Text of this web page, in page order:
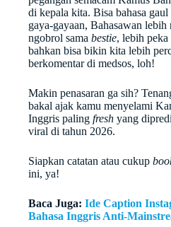
di kepala kita. Bisa bahasa
gaya-gayaan, Bahasawan lebih
ngobrol sama bestie, lebih peka
bahkan bisa bikin kita lebih
berkomentar di medsos, loh!
Makin penasaran ga sih?
bakal ajak kamu menyelami
Inggris paling fresh yang
viral di tahun 2026.
Siapkan catatan atau cukup
ini, ya!
Baca Juga: Ide Caption
Bahasa Inggris Anti-